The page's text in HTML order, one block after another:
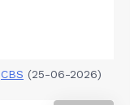
CBS (25-06-2026)